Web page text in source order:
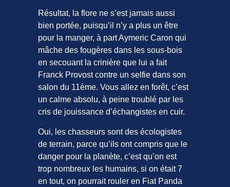
Résultat, la flore ne s’est jamais aussi
bien portée, puisqu’il n’y a plus un être
pour la manger, à part Aymeric Caron qui
mâche des fougères dans les sous-bois
en secouant la crinière que lui a fait
Franck Provost contre un selfie dans son
salon du 11ème. Vous allez en forêt, c’est
un calme absolu, à peine troublé par les
cris de jouissance d’échangistes en cuir.
Oui, les chasseurs sont des écologistes
de terrain, parce qu’ils ont compris que le
danger pour la planète, c’est qu’on est
trop nombreux les humains, si on était 7
en tout, on pourrait rouler en Fiat Panda